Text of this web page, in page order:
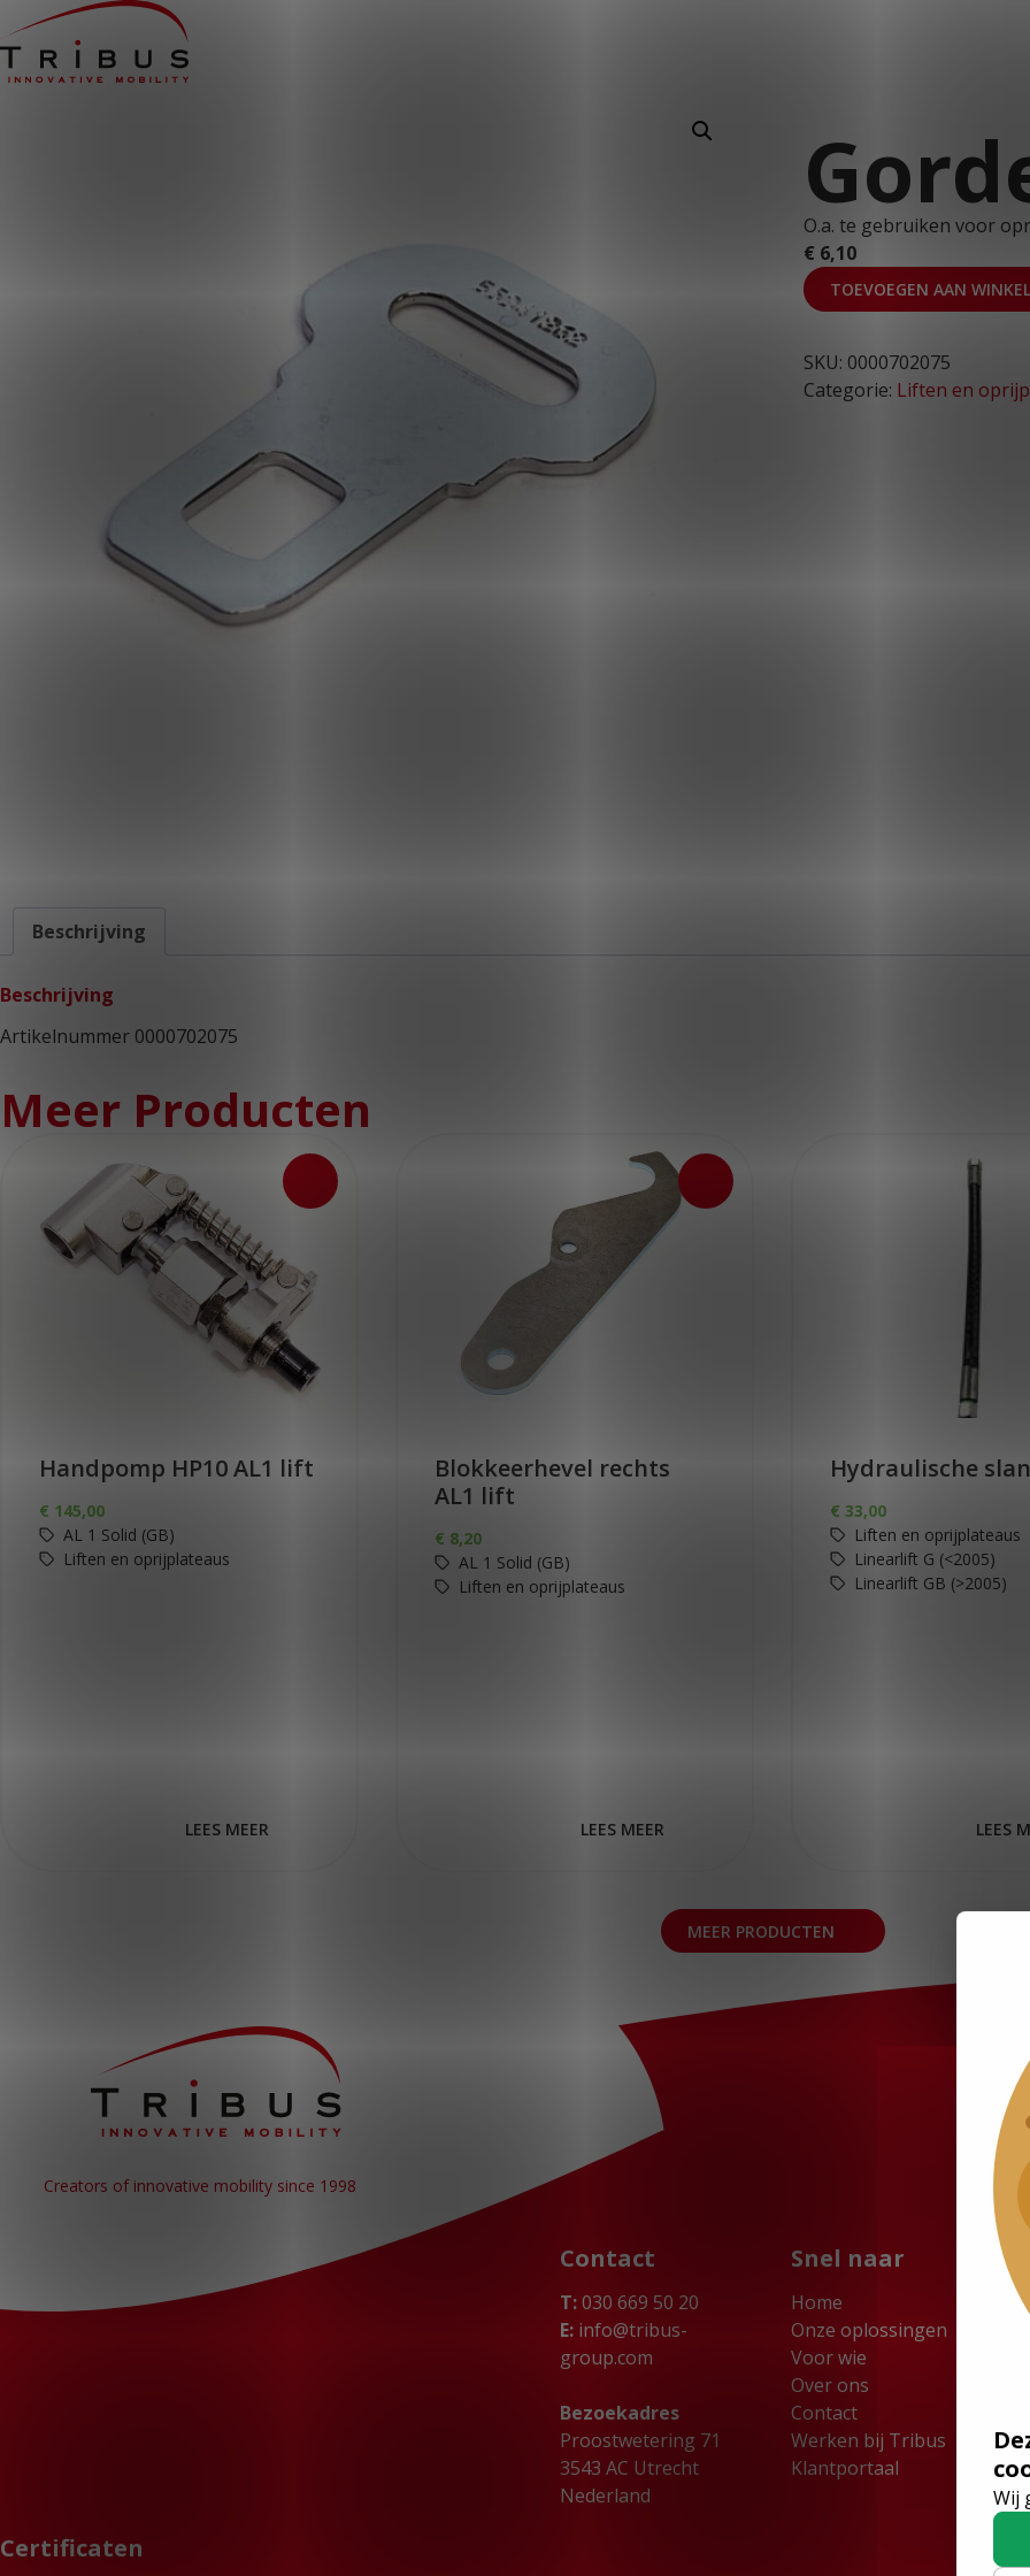
KLANTPORTAAL
€ 6,10
O.a. te gebruiken voor
TOEVOEGEN AAN
SKU: 0000702075
Categorie: Liften en
Beschrijving
Beschrijving
Artikelnummer 0000702075
Meer Producten
Handpomp HP10 AL1 lift
€ 145,00
AL 1 Solid (GB)
Liften en oprijplateaus
LEES MEER
Blokkeerhevel rechts
AL1 lift
€ 8,20
AL 1 Solid (GB)
Liften en oprijplateaus
LEES MEER
Hydraulische
€ 33,00
Liften en oprijplateaus
Linearlift G (<2005)
Linearlift GB (>2005)
LEES
MEER PRODUCTEN
Creators of innovative mobility since 1998
Contact
T:030 669 50 20
E: info@tribus-
group.com
Bezoekadres
Proostwetering 71
3543 AC Utrecht
Nederland
Snel naar
Home
Onze oplossingen
Voor wie
Over ons
Contact
Werken bij Tribus
Klantportaal
Certificaten
Wij